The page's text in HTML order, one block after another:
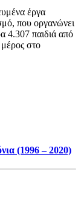
έργα
που οργανώνει
4.307 παιδιά από
μέρος στο
(1996 – 2020)